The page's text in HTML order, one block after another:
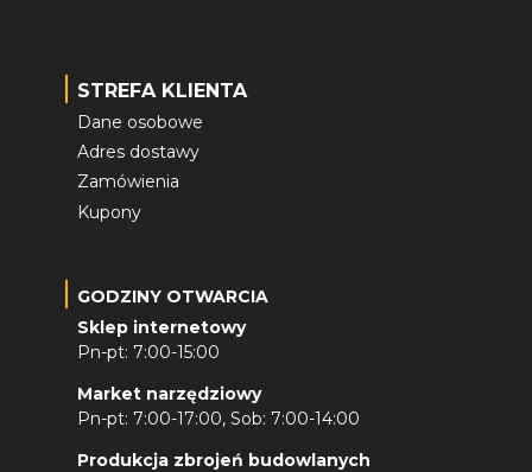
STREFA KLIENTA
Dane osobowe
Adres dostawy
Zamówienia
Kupony
GODZINY OTWARCIA
Sklep internetowy
Pn-pt: 7:00-15:00
Market narzędziowy
Pn-pt: 7:00-17:00, Sob: 7:00-14:00
Produkcja zbrojeń budowlanych